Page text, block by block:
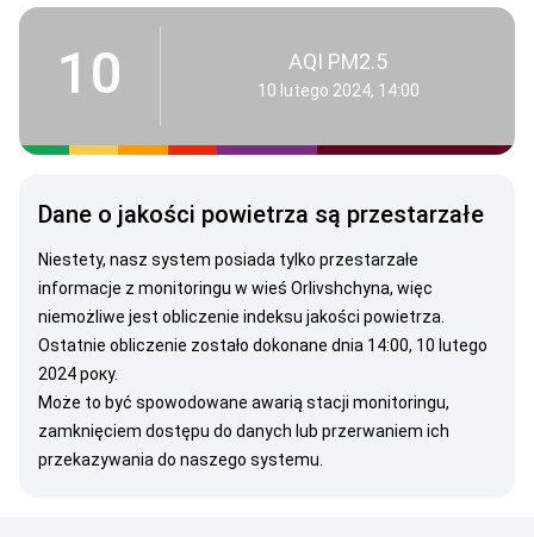
10 AQI PM2.5
10 lutego 2024, 14:00
Dane o jakości powietrza są przestarzałe
Niestety, nasz system posiada tylko przestarzałe
informacje z monitoringu w wieś Orlivshchyna, więc
niemożliwe jest obliczenie indeksu jakości powietrza.
Ostatnie obliczenie zostało dokonane dnia 14:00, 10 lutego
2024 року.
Może to być spowodowane awarią stacji monitoringu,
zamknięciem dostępu do danych lub przerwaniem ich
przekazywania do naszego systemu.